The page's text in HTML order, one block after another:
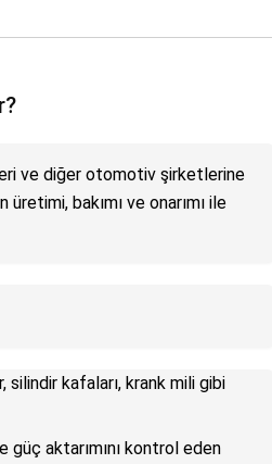
ve diğer otomotiv şirketlerine
bakımı ve onarımı ile
kafaları, krank mili gibi
aktarımını kontrol eden